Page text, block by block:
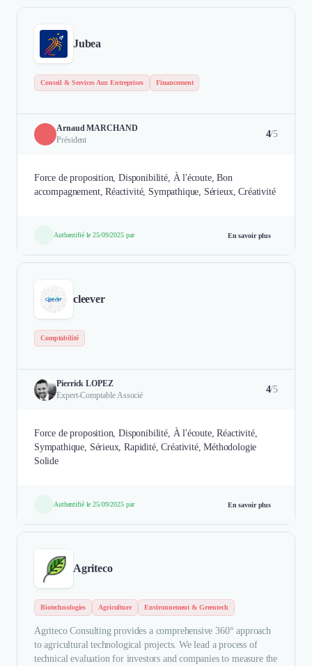
Jubea
Conseil & Services Aux Entreprises Financement
Arnaud MARCHAND
Président
4/5
Force de proposition, Disponibilité, À l'écoute, Bon
accompagnement, Réactivité, Sympathique, Sérieux, Créativité
Authentifié le 25/09/2025 par En savoir plus
cleever
Comptabilité
Pierrick LOPEZ
Expert-Comptable Associé
4/5
Force de proposition, Disponibilité, À l'écoute, Réactivité,
Sympathique, Sérieux, Rapidité, Créativité, Méthodologie
Solide
Authentifié le 25/09/2025 par En savoir plus
Agriteco
Biotechnologies Agriculture Environnement & Greentech
Agriteco Consulting provides a comprehensive 360° approach
to agricultural technological projects. We lead a process of
technical evaluation for investors and companies to measure the